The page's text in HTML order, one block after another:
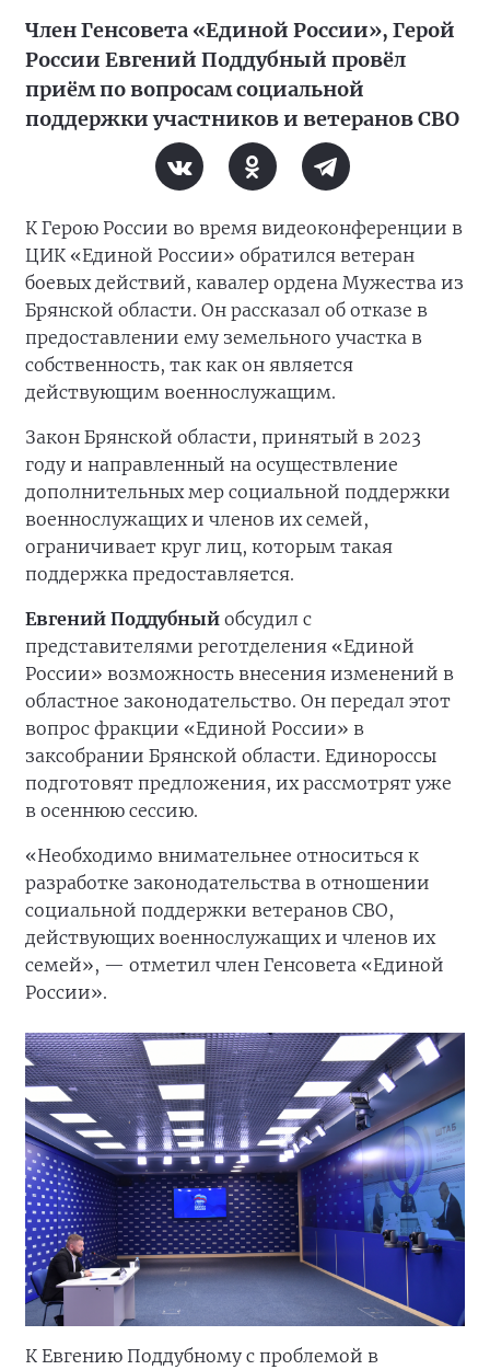
Член Генсовета «Единой России», Герой
России Евгений Поддубный провёл
приём по вопросам социальной
поддержки участников и ветеранов СВО
К Герою России во время видеоконференции в
ЦИК «Единой России» обратился ветеран
боевых действий, кавалер ордена Мужества из
Брянской области. Он рассказал об отказе в
предоставлении ему земельного участка в
собственность, так как он является
действующим военнослужащим.
Закон Брянской области, принятый в 2023
году и направленный на осуществление
дополнительных мер социальной поддержки
военнослужащих и членов их семей,
ограничивает круг лиц, которым такая
поддержка предоставляется.
Евгений Поддубный обсудил с
представителями реготделения «Единой
России» возможность внесения изменений в
областное законодательство. Он передал этот
вопрос фракции «Единой России» в
заксобрании Брянской области. Единороссы
подготовят предложения, их рассмотрят уже
в осеннюю сессию.
«Необходимо внимательнее относиться к
разработке законодательства в отношении
социальной поддержки ветеранов СВО,
действующих военнослужащих и членов их
семей», — отметил член Генсовета «Единой
России».
К Евгению Поддубному с проблемой в